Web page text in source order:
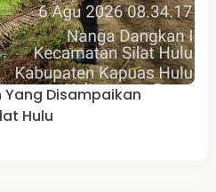
Yang Disampaikan
Hulu